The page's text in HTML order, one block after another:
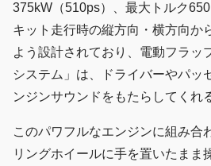
375kW（510ps）、最大トルク
キット走行時の縦方向・横方向か
よう設計されており、電動フラッ
システム」は、ドライバーやパッ
ンジンサウンドをもたらしてくれ
このパワフルなエンジンに組み合
リングホイールに手を置いたまま